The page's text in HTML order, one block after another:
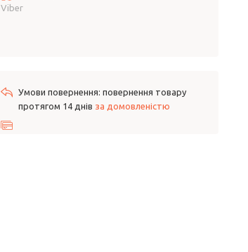
Viber
повернення товару
протягом 14 днів за домовленістю